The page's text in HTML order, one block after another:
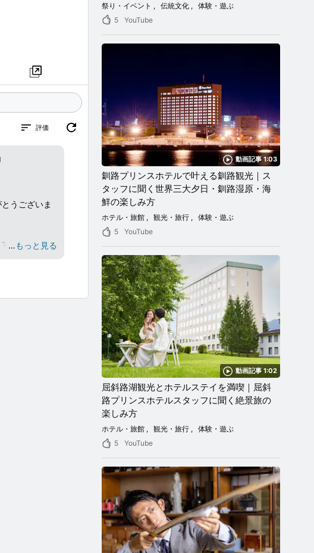
評価
うございま
。
、投稿にい
…もっと見る
祭り・イベント 伝統文化
体験・遊ぶ
5
YouTube
動画記事 1:03
釧路プリンスホテルで叶える釧路観光｜ス
タッフに聞く世界三大夕日・釧路湿原・海
鮮の楽しみ方
ホテル・旅館 観光・旅行
体験・遊ぶ
5
YouTube
動画記事 1:02
屈斜路湖観光とホテルステイを満喫｜屈斜
路プリンスホテルスタッフに聞く絶景旅の
楽しみ方
ホテル・旅館 観光・旅行
体験・遊ぶ
5
YouTube